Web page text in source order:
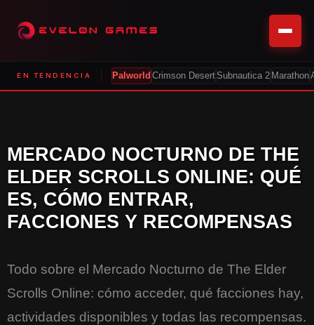
EN TENDENCIA Palworld Crimson Desert Subnautica 2 Marathon
MERCADO NOCTURNO DE THE
ELDER SCROLLS ONLINE: QUÉ
ES, CÓMO ENTRAR,
FACCIONES Y RECOMPENSAS
Todo sobre el Mercado Nocturno de The Elder
Scrolls Online: cómo acceder, qué facciones hay,
actividades disponibles y todas las recompensas.